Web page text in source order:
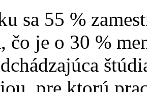
sa 55 %
čo je o 30 %